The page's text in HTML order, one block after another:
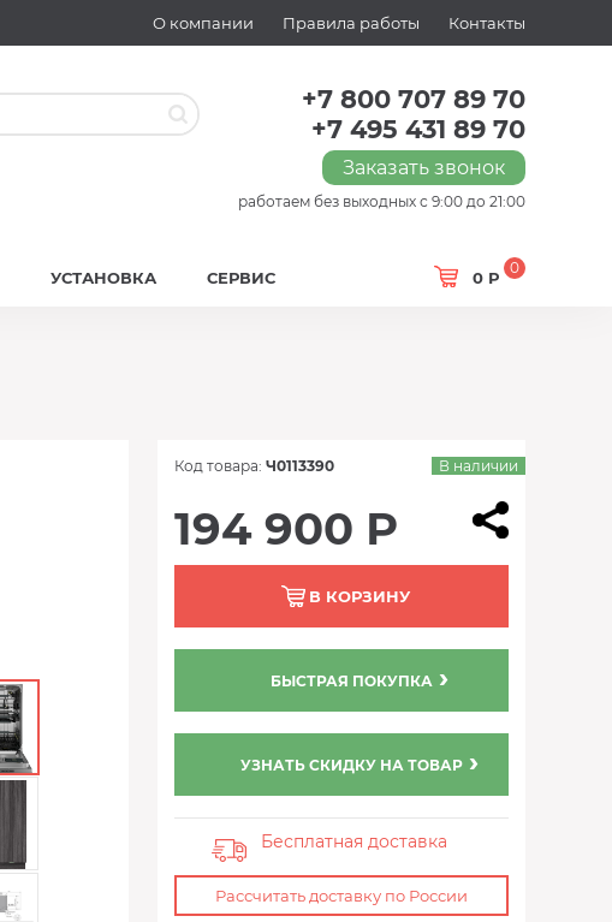
О компании Правила работы Контакты
+7 800 707 89 70
+7 495 431 89 70
Заказать звонок
работаем без выходных с 9:00 до 21:00
0 Р
0
УСТАНОВКА СЕРВИС
Код товара: Ч0113390 В наличии
194 900 Р
В КОРЗИНУ
БЫСТРАЯ ПОКУПКА
УЗНАТЬ СКИДКУ НА ТОВАР
Бесплатная доставка
Рассчитать доставку по России